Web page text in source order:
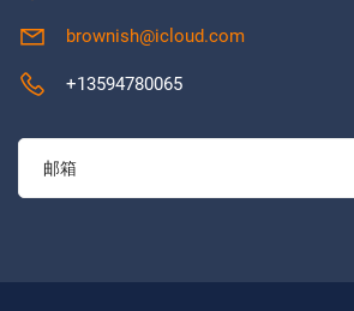
brownish@icloud.com
+13594780065